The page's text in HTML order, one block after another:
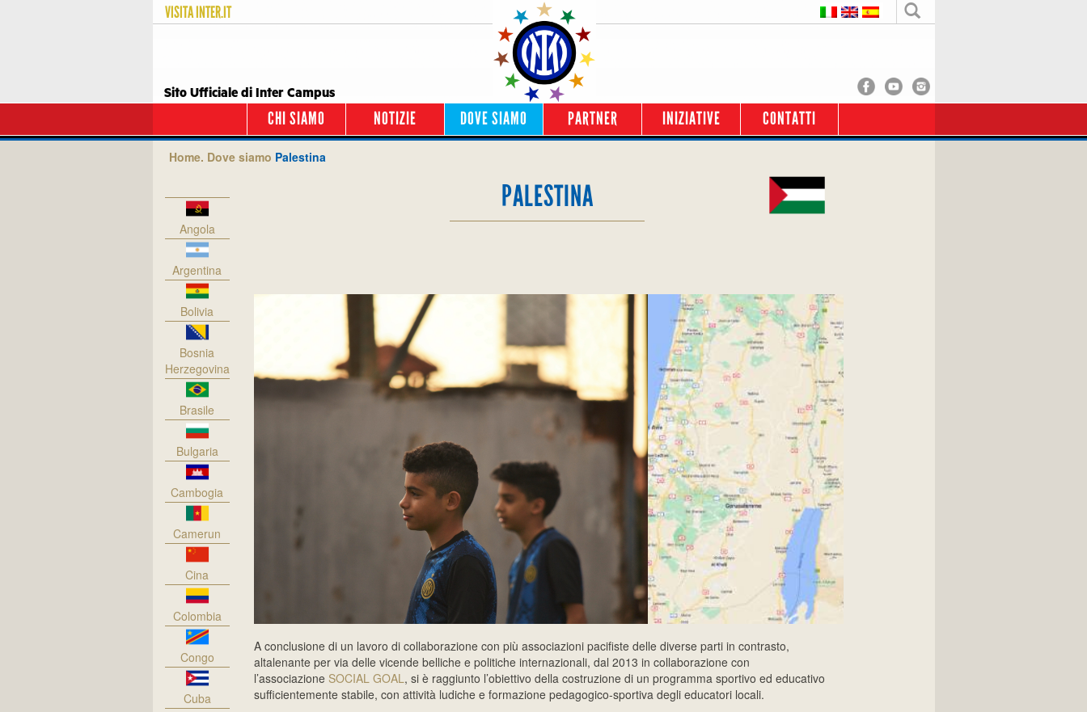
VISITAINTER.IT
Sito Ufficiale di Inter Campus
CHI SIAMO NOTIZIE DOVE SIAMO PARTNER INIZIATIVE CONTATTI
Home. Dove siamo Palestina
Angola
Argentina
Bolivia
Bosnia
Herzegovina
Brasile
Bulgaria
Cambogia
Camerun
Cina
Colombia
Congo
Cuba
PALESTINA
A conclusione di un lavoro di collaborazione con più associazioni pacifiste delle diverse parti in contrasto,
altalenante per via delle vicende belliche e politiche internazionali, dal 2013 in collaborazione con
l’associazione SOCIAL GOAL, si è raggiunto l’obiettivo della costruzione di un programma sportivo ed educativo
sufficientemente stabile, con attività ludiche e formazione pedagogico-sportiva degli educatori locali.